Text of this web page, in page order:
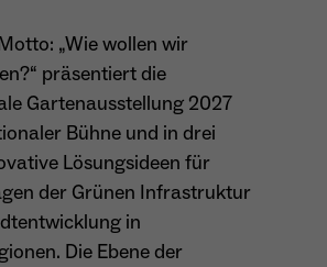
„Wie wollen wir
präsentiert die
Gartenausstellung 2027
Bühne und in drei
Lösungsideen für
der Grünen Infrastruktur
in
Die Ebene der